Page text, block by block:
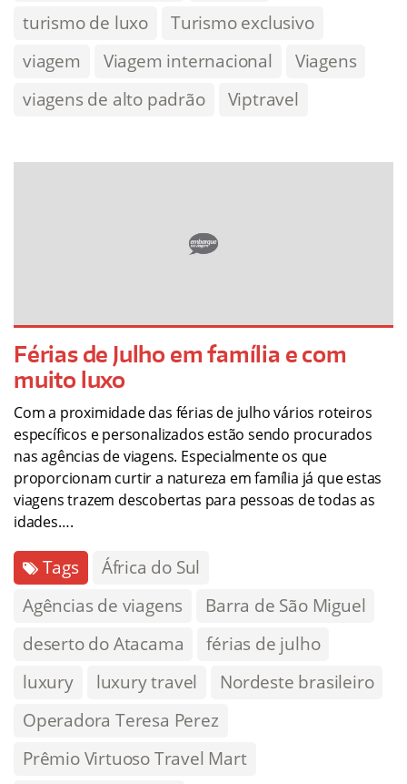
turismo de luxo
Turismo exclusivo
viagem
Viagem internacional
Viagens
viagens de alto padrão
Viptravel
Férias de Julho em família e com
muito luxo
Com a proximidade das férias de julho vários roteiros
específicos e personalizados estão sendo procurados
nas agências de viagens. Especialmente os que
proporcionam curtir a natureza em família já que estas
viagens trazem descobertas para pessoas de todas as
idades….
Tags
África do Sul
Agências de viagens
Barra de São Miguel
deserto do Atacama
férias de julho
luxury
luxury travel
Nordeste brasileiro
Operadora Teresa Perez
Prêmio Virtuoso Travel Mart